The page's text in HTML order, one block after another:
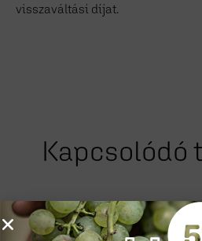
visszaváltási díjat.
Kapcsolódó